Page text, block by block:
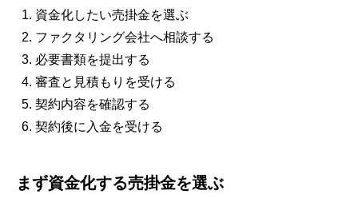
資金化したい売掛金を選ぶ
ファクタリング会社へ相談する
必要書類を提出する
審査と見積もりを受ける
契約内容を確認する
契約後に入金を受ける
まず資金化する売掛金を選ぶ